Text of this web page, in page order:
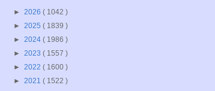
► 2026 ( 1042 )
► 2025 ( 1839 )
► 2024 ( 1986 )
► 2023 ( 1557 )
► 2022 ( 1600 )
► 2021 ( 1522 )